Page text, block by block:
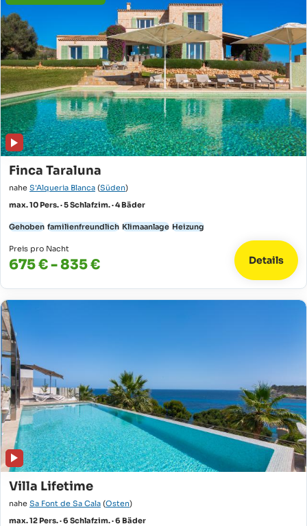
Finca Taraluna
nahe S'Alqueria Blanca (Süden)
max. 10 Pers. · 5 Schlafzim. · 4 Bäder
Gehoben familienfreundlich Klimaanlage Heizung
Preis pro Nacht
675 € - 835 € Details
Villa Lifetime
nahe Sa Font de Sa Cala (Osten)
max. 12 Pers. · 6 Schlafzim. · 6 Bäder